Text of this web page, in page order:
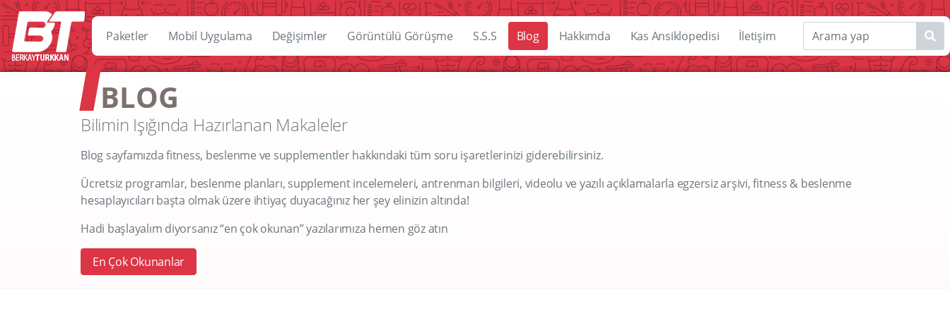
Paketler Mobil Uygulama Değişimler Görüntülü Görüşme S.S.S Blog Hakkımda Kas Ansiklopedisi İletişim
BLOG
Bilimin Işığında Hazırlanan Makaleler
Blog sayfamızda fitness, beslenme ve supplementler hakkındaki tüm soru işaretlerinizi giderebilirsiniz.
Ücretsiz programlar, beslenme planları, supplement incelemeleri, antrenman bilgileri, videolu ve yazılı açıklamalarla egzersiz arşivi, fitness & beslenme
hesaplayıcıları başta olmak üzere ihtiyaç duyacağınız her şey elinizin altında!
Hadi başlayalım diyorsanız “en çok okunan” yazılarımıza hemen göz atın
En Çok Okunanlar